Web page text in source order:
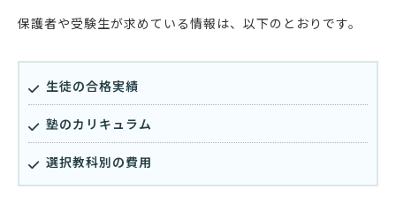
保護者や受験生が求めている情報は、以下のとおりです。
生徒の合格実績
塾のカリキュラム
選択教科別の費用